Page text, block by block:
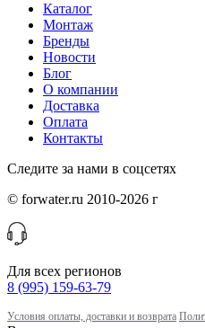
Каталог
Монтаж
Бренды
Новости
Блог
О компании
Доставка
Оплата
Контакты
Следите за нами в соцсетях
© forwater.ru 2010-2026 г
Для всех регионов
8 (995) 159-63-79
Условия оплаты, доставки и возврата